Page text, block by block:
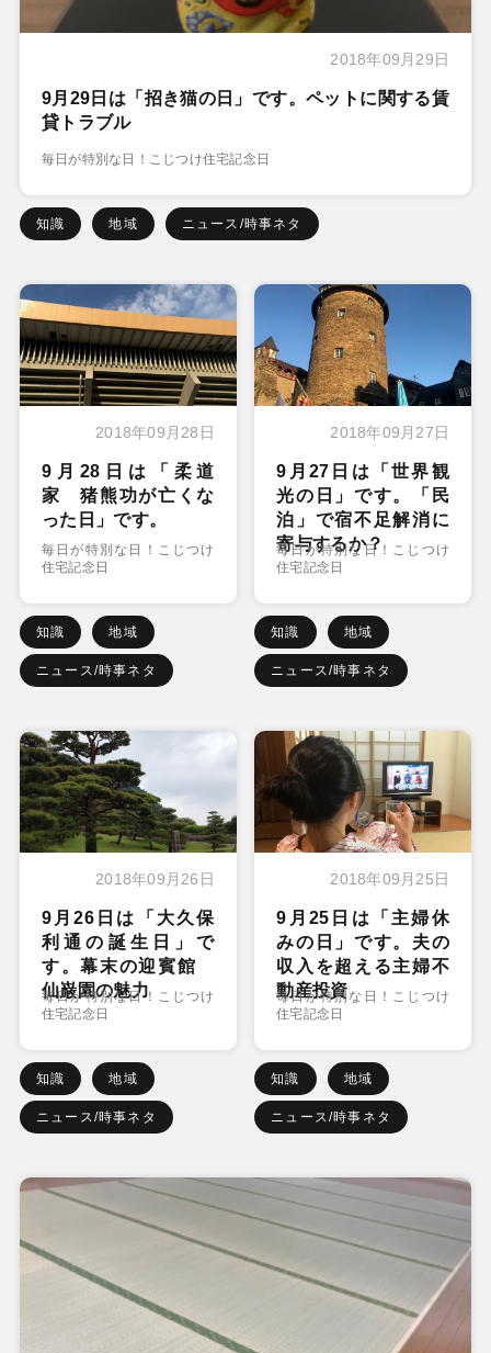
2018年09月29日
9月29日は「招き猫の日」です。ペットに関する賃
貸トラブル
毎日が特別な日！こじつけ住宅記念日
知識 地域 ニュース/時事ネタ
2018年09月28日
9月28日は「柔道
家 猪熊功が亡くな
った日」です。
毎日が特別な日！こじつけ
住宅記念日
知識 地域
ニュース/時事ネタ
2018年09月27日
9月27日は「世界観
光の日」です。「民
泊」で宿不足解消に
寄与するか？
毎日が特別な日！こじつけ
住宅記念日
知識 地域
ニュース/時事ネタ
2018年09月26日
9月26日は「大久保
利通の誕生日」で
す。幕末の迎賓館
仙巌園の魅力
毎日が特別な日！こじつけ
住宅記念日
知識 地域
ニュース/時事ネタ
2018年09月25日
9月25日は「主婦休
みの日」です。夫の
収入を超える主婦不
動産投資
毎日が特別な日！こじつけ
住宅記念日
知識 地域
ニュース/時事ネタ